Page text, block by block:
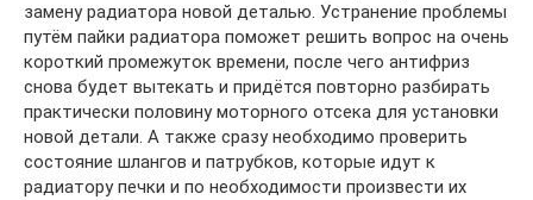
замену радиатора новой деталью. Устранение проблемы
путём пайки радиатора поможет решить вопрос на очень
короткий промежуток времени, после чего антифриз
снова будет вытекать и придётся повторно разбирать
практически половину моторного отсека для установки
новой детали. А также сразу необходимо проверить
состояние шлангов и патрубков, которые идут к
радиатору печки и по необходимости произвести их